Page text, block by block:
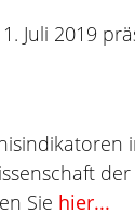
Juli 2019
der
Sie hier...